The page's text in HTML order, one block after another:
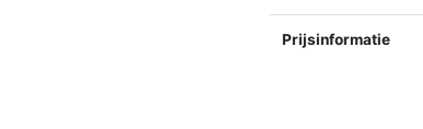
Prijsinformatie